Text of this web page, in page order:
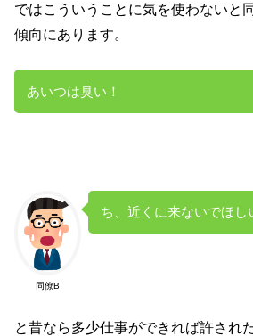
ではこういうことに気を使わないと
傾向にあります。
あいつは臭い！
同僚B
ち、近くに来ないでほし
と昔なら多少仕事ができれば許され